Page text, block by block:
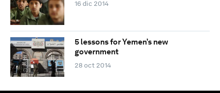
16 dic 2014
5 lessons for Yemen’s new
government
28 oct 2014